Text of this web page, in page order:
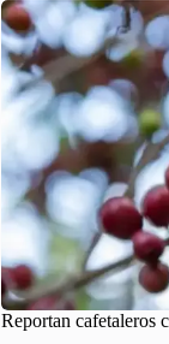
Reportan cafetaleros